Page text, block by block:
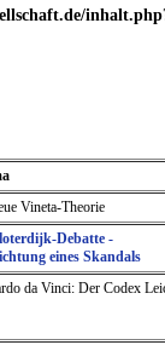
Vineta-Theorie
Debatte -
eines Skandals
da Vinci: Der Codex